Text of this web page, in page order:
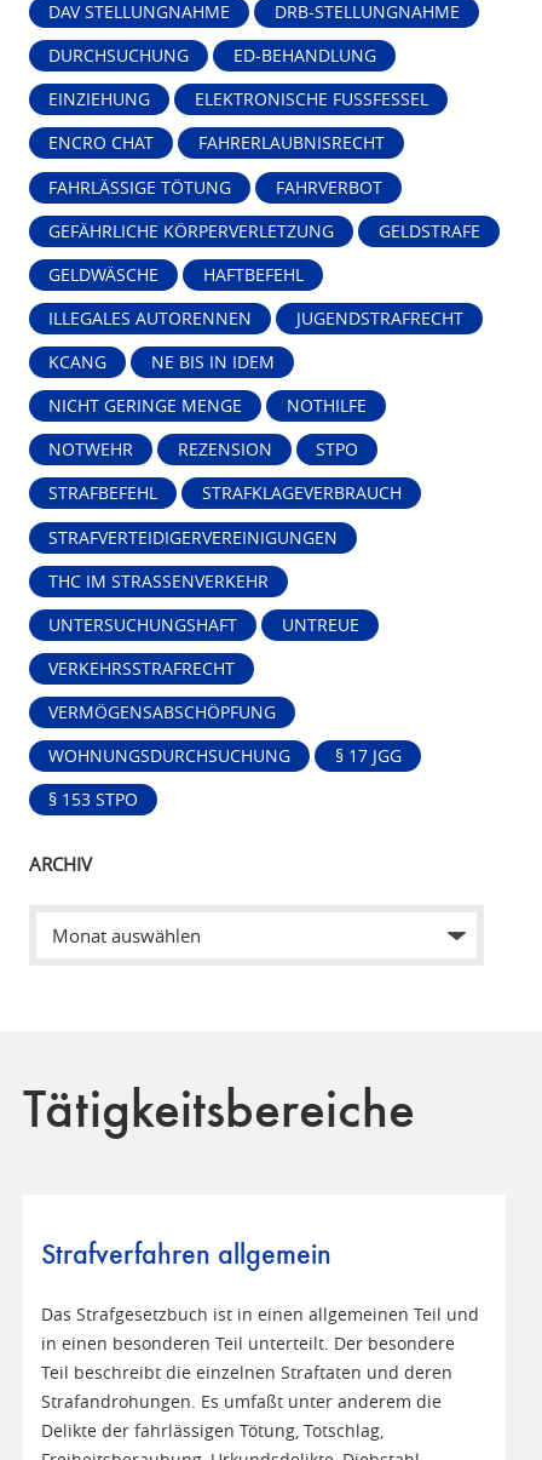
DAV STELLUNGNAHME DRB-STELLUNGNAHME
DURCHSUCHUNG ED-BEHANDLUNG
EINZIEHUNG ELEKTRONISCHE FUSSFESSEL
ENCRO CHAT FAHRERLAUBNISRECHT
FAHRLÄSSIGE TÖTUNG FAHRVERBOT
GEFÄHRLICHE KÖRPERVERLETZUNG GELDSTRAFE
GELDWÄSCHE HAFTBEFEHL
ILLEGALES AUTORENNEN JUGENDSTRAFRECHT
KCANG NE BIS IN IDEM
NICHT GERINGE MENGE NOTHILFE
NOTWEHR REZENSION STPO
STRAFBEFEHL STRAFKLAGEVERBRAUCH
STRAFVERTEIDIGERVEREINIGUNGEN
THC IM STRASSENVERKEHR
UNTERSUCHUNGSHAFT UNTREUE
VERKEHRSSTRAFRECHT
VERMÖGENSABSCHÖPFUNG
WOHNUNGSDURCHSUCHUNG § 17 JGG
§ 153 STPO
ARCHIV
Tätigkeitsbereiche
Strafverfahren allgemein
Das Strafgesetzbuch ist in einen allgemeinen Teil und
in einen besonderen Teil unterteilt. Der besondere
Teil beschreibt die einzelnen Straftaten und deren
Strafandrohungen. Es umfaßt unter anderem die
Delikte der fahrlässigen Tötung, Totschlag,